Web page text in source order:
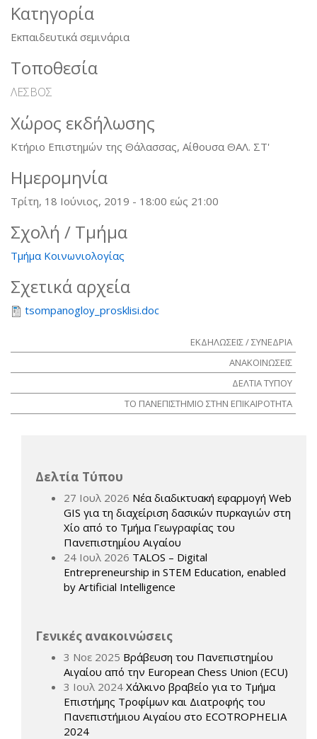
Κατηγορία
Εκπαιδευτικά σεμινάρια
Τοποθεσία
ΛΕΣΒΟΣ
Χώρος εκδήλωσης
Κτήριο Επιστημών της Θάλασσας, Αίθουσα ΘΑΛ. ΣΤ'
Ημερομηνία
Τρίτη, 18 Ιούνιος, 2019 - 18:00 εώς 21:00
Σχολή / Τμήμα
Τμήμα Κοινωνιολογίας
Σχετικά αρχεία
tsompanogloy_prosklisi.doc
ΕΚΔΗΛΩΣΕΙΣ / ΣΥΝΕΔΡΙΑ
ΑΝΑΚΟΙΝΩΣΕΙΣ
ΔΕΛΤΙΑ ΤΥΠΟΥ
ΤΟ ΠΑΝΕΠΙΣΤΗΜΙΟ ΣΤΗΝ ΕΠΙΚΑΙΡΟΤΗΤΑ
Δελτία Τύπου
27 Ιουλ 2026 Νέα διαδικτυακή εφαρμογή Web
GIS για τη διαχείριση δασικών πυρκαγιών στη
Χίο από το Τμήμα Γεωγραφίας του
Πανεπιστημίου Αιγαίου
24 Ιουλ 2026 TALOS – Digital
Entrepreneurship in STEM Education, enabled
by Artificial Intelligence
Γενικές ανακοινώσεις
3 Νοε 2025 Βράβευση του Πανεπιστημίου
Αιγαίου από την European Chess Union (ECU)
3 Ιουλ 2024 Χάλκινο βραβείο για το Τμήμα
Επιστήμης Τροφίμων και Διατροφής του
Πανεπιστήμιου Αιγαίου στο ECOTROPHELIA
2024